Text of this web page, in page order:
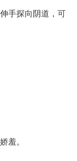
手探向阴道，可
羞。